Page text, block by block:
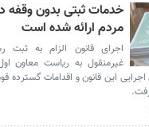
خدمات ثبتی بدون وقفه
مردم ارائه شده است
اجرای قانون الزام به ثبت
غیرمنقول به ریاست معاون
این قانون و اقدامات گسترده